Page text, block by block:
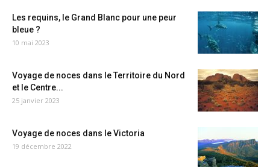
Les requins, le Grand Blanc pour une peur
bleue ?
10 mai 2023
Voyage de noces dans le Territoire du Nord
et le Centre...
25 janvier 2023
Voyage de noces dans le Victoria
19 décembre 2022